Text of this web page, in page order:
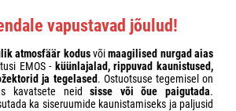
vapustavad jõulud!
atmosfäär kodusvõimaagilised nurgad aias
EMOS - küünlajalad, rippuvad kaunistused,
ja tegelased. Ostuotsuse tegemisel on
kavatsete neidsisse või õue paigutada.
ka siseruumide kaunistamiseks ja paljusid